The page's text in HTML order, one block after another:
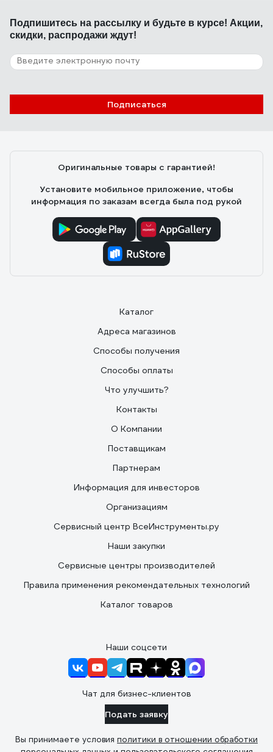
Подпишитесь на рассылку и будьте в курсе! Акции,
скидки, распродажи ждут!
Подписаться
Оригинальные товары с гарантией!
Установите мобильное приложение, чтобы
информация по заказам всегда была под рукой
Каталог
Адреса магазинов
Способы получения
Способы оплаты
Что улучшить?
Контакты
О Компании
Поставщикам
Партнерам
Информация для инвесторов
Организациям
Сервисный центр ВсеИнструменты.ру
Наши закупки
Сервисные центры производителей
Правила применения рекомендательных технологий
Каталог товаров
Наши соцсети
Чат для бизнес-клиентов
Подать заявку
Вы принимаете условия политики в отношении обработки